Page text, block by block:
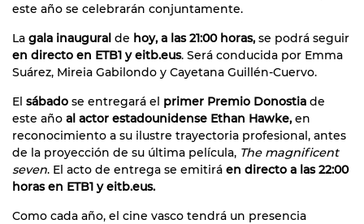
este año se celebrarán conjuntamente.
La gala inaugural de hoy, a las 21:00 horas, se podrá seguir
en directo en ETB1 y eitb.eus. Será conducida por Emma
Suárez, Mireia Gabilondo y Cayetana Guillén-Cuervo.
El sábado se entregará el primer Premio Donostia de
este año al actor estadounidense Ethan Hawke, en
reconocimiento a su ilustre trayectoria profesional, antes
de la proyección de su última película, The magnificent
seven. El acto de entrega se emitirá en directo a las 22:00
horas en ETB1 y eitb.eus.
Como cada año, el cine vasco tendrá un presencia